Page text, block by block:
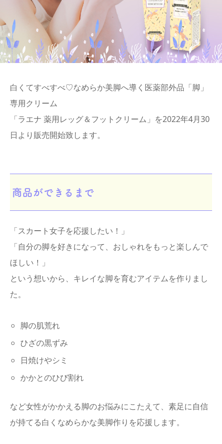
白くてすべすべ♡なめらか美脚へ導く医薬部外品「脚」
専用クリーム
「ラエナ 薬用レッグ＆フットクリーム」を2022年4月30
日より販売開始致します。
商品ができるまで
「スカート女子を応援したい！」
「自分の脚を好きになって、おしゃれをもっと楽しんで
ほしい！」
という想いから、キレイな脚を育むアイテムを作りまし
た。
脚の肌荒れ
ひざの黒ずみ
日焼けやシミ
かかとのひび割れ
など女性がかかえる脚のお悩みにこたえて、素足に自信
が持てる白くなめらかな美脚作りを応援します。